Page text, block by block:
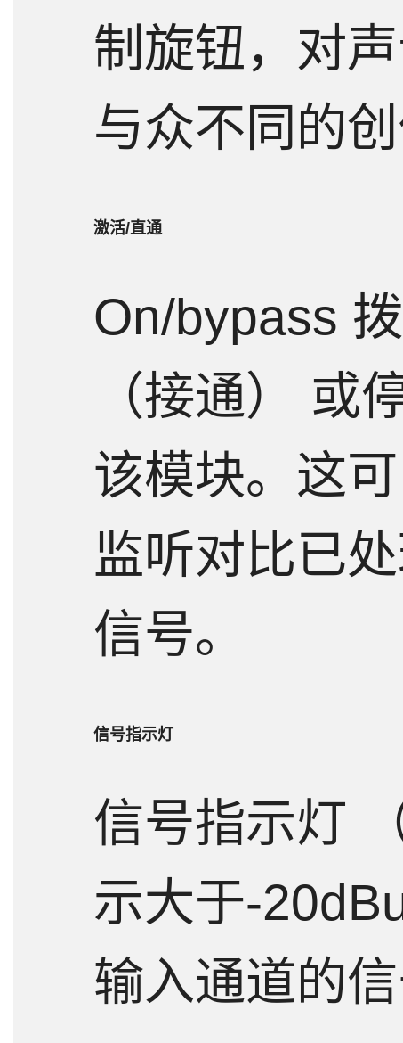
制旋钮，对
与众不同的创
激活/直通
On/bypass
（接通） 或
该模块。这
监听对比已
信号。
信号指示灯
信号指示灯
示大于-
输入通道的信